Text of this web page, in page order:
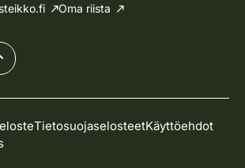
Oma riista
TietosuojaselosteetKäyttöehdot